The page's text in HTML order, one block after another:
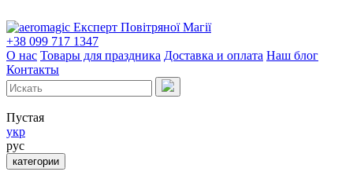
Експерт Повітряної Магії
+38 099 717 1347
О нас Товары для праздника Доставка и оплата Наш блог
Контакты
Пустая
укр
рус
категории